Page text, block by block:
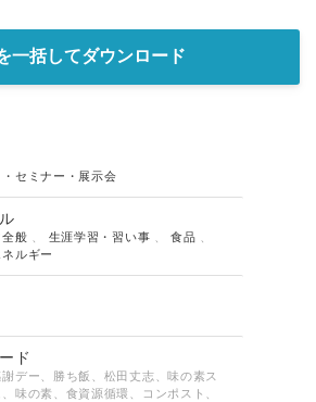
一括してダウンロード
セミナー・展示会
全般 生涯学習・習い事 、食品
ルギー
ド
デー、勝ち飯、松田丈志、味の素ス
味の素、食資源循環、コンポスト、